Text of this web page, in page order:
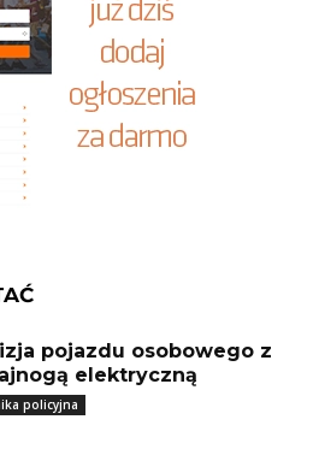
pojazdu osobowego z
elektryczną
policyjna